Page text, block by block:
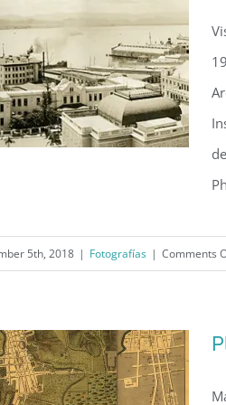
de San Juan
5th, 2018 | Fotografías | Comments